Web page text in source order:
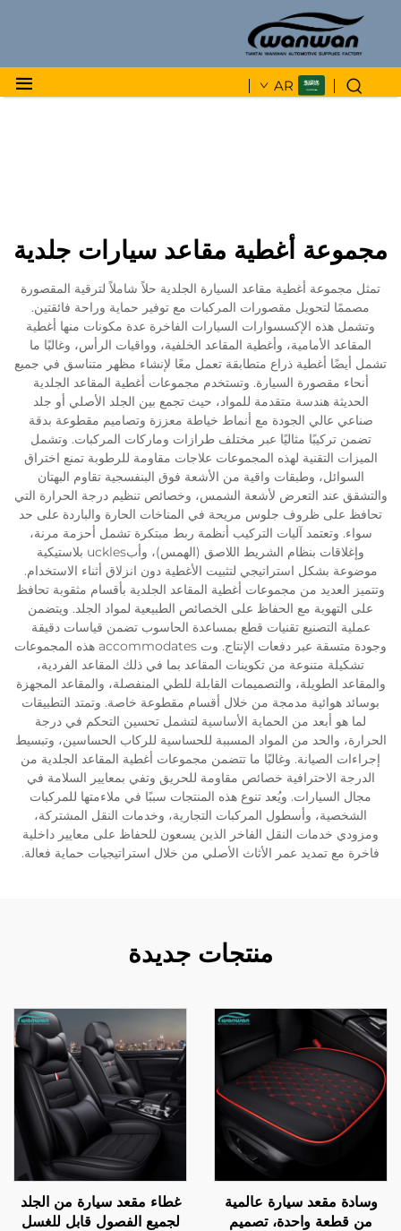
AR
مجموعة أغطية مقاعد سيارات جلدية
تمثل مجموعة أغطية مقاعد السيارة الجلدية حلاً شاملاً لترقية المقصورة
مصممًا لتحويل مقصورات المركبات مع توفير حماية وراحة فائقتين.
وتشمل هذه الإكسسوارات السيارات الفاخرة عدة مكونات منها أغطية
المقاعد الأمامية، وأغطية المقاعد الخلفية، وواقيات الرأس، وغالبًا ما
تشمل أيضًا أغطية ذراع متطابقة تعمل معًا لإنشاء مظهر متناسق في جميع
أنحاء مقصورة السيارة. وتستخدم مجموعات أغطية المقاعد الجلدية
الحديثة هندسة متقدمة للمواد، حيث تجمع بين الجلد الأصلي أو جلد
صناعي عالي الجودة مع أنماط خياطة معززة وتصاميم مقطوعة بدقة
تضمن تركيبًا مثاليًا عبر مختلف طرازات وماركات المركبات. وتشمل
الميزات التقنية لهذه المجموعات علاجات مقاومة للرطوبة تمنع اختراق
السوائل، وطبقات واقية من الأشعة فوق البنفسجية تقاوم البهتان
والتشقق عند التعرض لأشعة الشمس، وخصائص تنظيم درجة الحرارة التي
تحافظ على ظروف جلوس مريحة في المناخات الحارة والباردة على حد
سواء. وتعتمد آليات التركيب أنظمة ربط مبتكرة تشمل أحزمة مرنة،
وإغلاقات بنظام الشريط اللاصق (الهمس)، وأبuckles بلاستيكية
موضوعة بشكل استراتيجي لتثبيت الأغطية دون انزلاق أثناء الاستخدام.
وتتميز العديد من مجموعات أغطية المقاعد الجلدية بأقسام مثقوبة تحافظ
على التهوية مع الحفاظ على الخصائص الطبيعية لمواد الجلد. ويتضمن
عملية التصنيع تقنيات قطع بمساعدة الحاسوب تضمن قياسات دقيقة
وجودة متسقة عبر دفعات الإنتاج. وت accommodates هذه المجموعات
تشكيلة متنوعة من تكوينات المقاعد بما في ذلك المقاعد الفردية،
والمقاعد الطويلة، والتصميمات القابلة للطي المنفصلة، والمقاعد المجهزة
بوسائد هوائية مدمجة من خلال أقسام مقطوعة خاصة. وتمتد التطبيقات
لما هو أبعد من الحماية الأساسية لتشمل تحسين التحكم في درجة
الحرارة، والحد من المواد المسببة للحساسية للركاب الحساسين، وتبسيط
إجراءات الصيانة. وغالبًا ما تتضمن مجموعات أغطية المقاعد الجلدية من
الدرجة الاحترافية خصائص مقاومة للحريق وتفي بمعايير السلامة في
مجال السيارات. ويُعد تنوع هذه المنتجات سببًا في ملاءمتها للمركبات
الشخصية، وأسطول المركبات التجارية، وخدمات النقل المشتركة،
ومزودي خدمات النقل الفاخر الذين يسعون للحفاظ على معايير داخلية
فاخرة مع تمديد عمر الأثاث الأصلي من خلال استراتيجيات حماية فعالة.
منتجات جديدة
وسادة مقعد سيارة عالمية
من قطعة واحدة، تصميم
غطاء مقعد سيارة من الجلد
لجميع الفصول قابل للغسل